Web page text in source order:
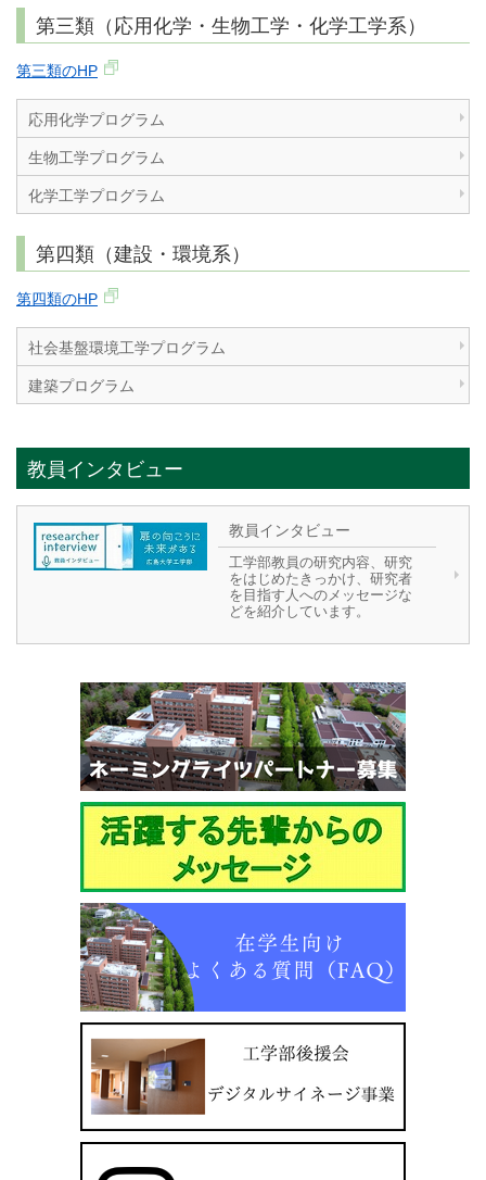
第三類（応用化学・生物工学・化学工学系）
第三類のHP
応用化学プログラム
生物工学プログラム
化学工学プログラム
第四類（建設・環境系）
第四類のHP
社会基盤環境工学プログラム
建築プログラム
教員インタビュー
教員インタビュー
工学部教員の研究内容、研究
をはじめたきっかけ、研究者
を目指す人へのメッセージな
どを紹介しています。